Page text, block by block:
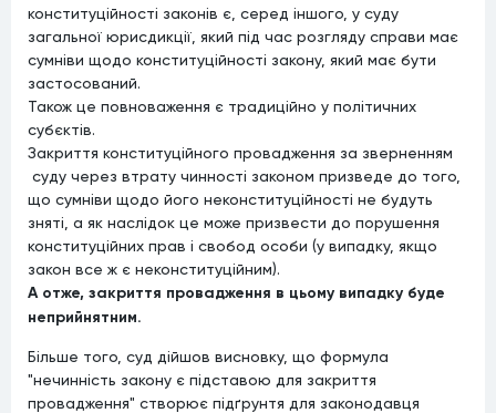
конституційності законів є, серед іншого, у суду
загальної юрисдикції, який під час розгляду справи має
сумніви щодо конституційності закону, який має бути
застосований.
Також це повноваження є традиційно у політичних
субєктів.
Закриття конституційного провадження за зверненням
суду через втрату чинності законом призведе до того,
що сумніви щодо його неконституційності не будуть
зняті, а як наслідок це може призвести до порушення
конституційних прав і свобод особи (у випадку, якщо
закон все ж є неконституційним).
А отже, закриття провадження в цьому випадку буде
неприйнятним.
Більше того, суд дійшов висновку, що формула
"нечинність закону є підставою для закриття
провадження" створює підґрунтя для законодавця